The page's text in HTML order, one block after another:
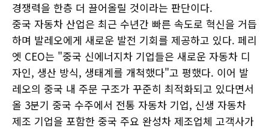
경쟁력을 한층 더 끌어올릴 것이라는 판단이다.
중국 자동차 산업은 최근 수년간 빠른 속도로 혁신을 거듭
하며 발레오에게 새로운 발전 기회를 제공하고 있다. 페리
엣 CEO는 "중국 신에너지차 기업들은 새로운 자동차 디
자인, 생산 방식, 생태계를 개척했다"고 평했다. 이어 발
레오의 중국 내 주문 구조가 꾸준히 최적화되고 있다면서
올 3분기 중국 수주에서 전통 자동차 기업, 신생 자동차
제조 기업을 포함한 중국 주요 완성차 제조업체 고객사가